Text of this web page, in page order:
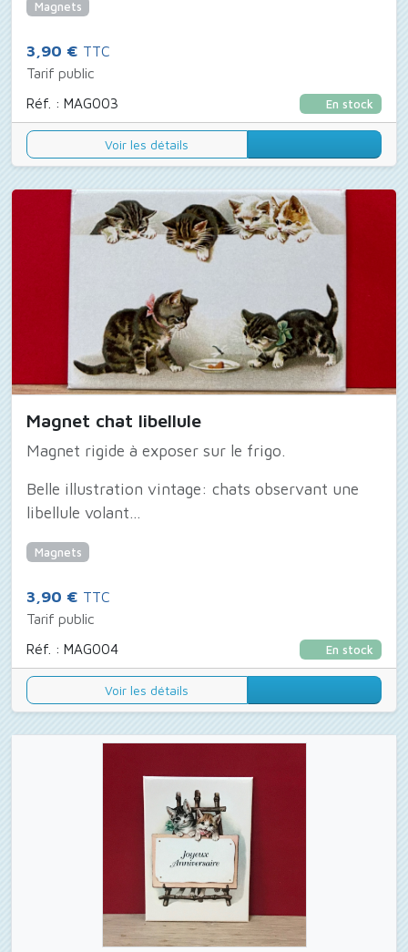
Magnets
3,90 € TTC
Tarif public
En stock
Réf. : MAG003
Voir les détails
Magnet chat libellule
Magnet rigide à exposer sur le frigo.
Belle illustration vintage: chats observant une
libellule volant...
Magnets
3,90 € TTC
Tarif public
En stock
Réf. : MAG004
Voir les détails